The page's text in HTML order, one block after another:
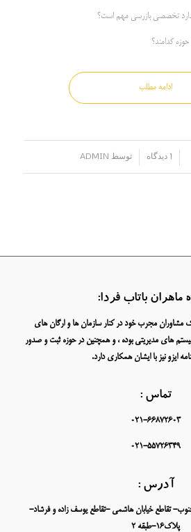
تخصصی بازرسی مهم است؟
کدامند؟
ادامه مطلب
1 دیدگاه توسط ADMIN
ماهران باتاب فردا:
مشاوران مجرب خود در کنار سازمان ها و ارگان های
های مدیریتی بوده ، و همچنین در حوزه ثبت و صدور
ایزو نیز با ایشان همکاری دارد.
تماس :
021-66872603
021-55726349
آدرس :
تقاطع خیابان هاشمی -تقاطع یوسف زاده و فرشاد-
پلاک16-طبقه 2